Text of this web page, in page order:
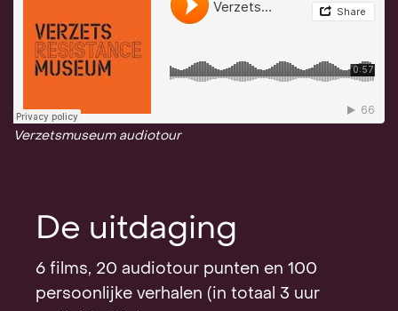
Verzetsmuseum audiotour
De uitdaging
6 films, 20 audiotour punten en 100
persoonlijke verhalen (in totaal 3 uur